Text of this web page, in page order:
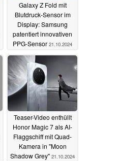
Galaxy Z Fold mit
Blutdruck-Sensor im
Display: Samsung
patentiert innovativen
PPG-Sensor 21.10.2024
Teaser-Video enthüllt
Honor Magic 7 als AI-
Flaggschiff mit Quad-
Kamera in "Moon
Shadow Grey" 21.10.2024